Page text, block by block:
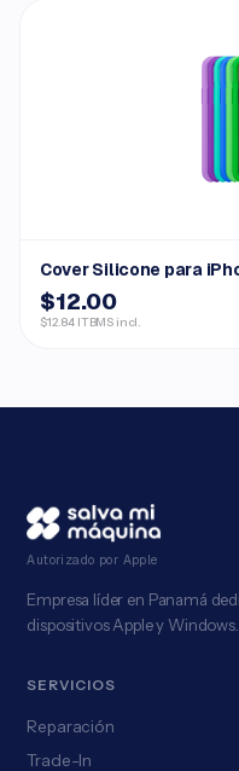
Cover Silicone para
$12.00
$12.84 ITBMS incl.
Autorizado por Apple
Empresa líder en Panamá
dispositivos Apple y
SERVICIOS
Reparación
Trade-In